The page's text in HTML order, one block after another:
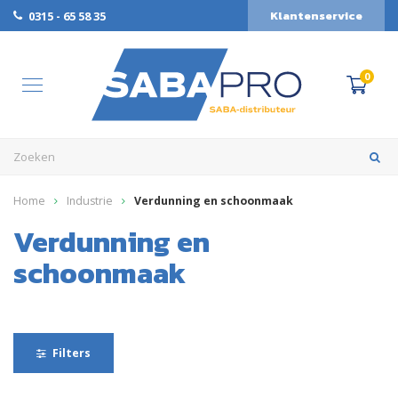
0315 - 65 58 35 Klantenservice
0
Home Industrie Verdunning en schoonmaak
Verdunning en
schoonmaak
Filters